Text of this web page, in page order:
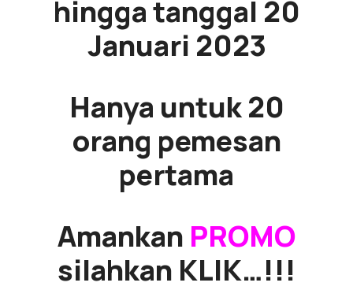
hingga tanggal 20
Januari 2023
Hanya untuk 20
orang pemesan
pertama
Amankan PROMO
silahkan KLIK…!!!